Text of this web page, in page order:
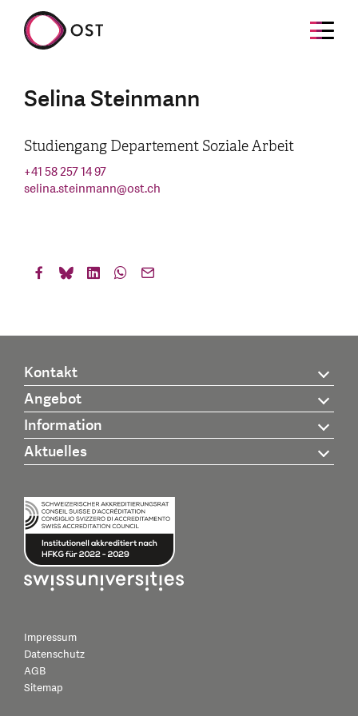
Selina Steinmann
Studiengang Departement Soziale Arbeit
+41 58 257 14 97
selina.steinmann@ost.ch
Kontakt
Angebot
Information
Aktuelles
Impressum
Datenschutz
AGB
Sitemap